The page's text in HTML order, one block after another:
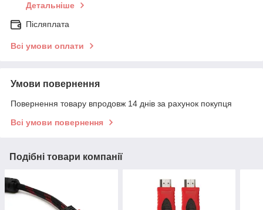
Детальніше
Післяплата
Всі умови оплати
Умови повернення
Повернення товару впродовж 14 днів за рахунок покупця
Всі умови повернення
Подібні товари компанії